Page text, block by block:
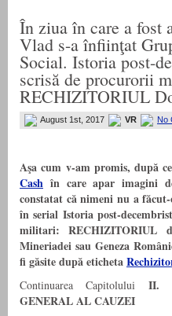
În ziua în care a fost
Vlad s-a înfiinţat
Social. Istoria post-
scrisă de procurorii
RECHIZITORIUL
August 1st, 2017 VR No
Aşa cum v-am promis, după
Cash în care apar imagini
constatat că nimeni nu a
în serial Istoria post-
militari: RECHIZITORIUL
Mineriadei sau Geneza
fi găsite după eticheta
Continuarea Capitolului II.
GENERAL AL CAUZEI